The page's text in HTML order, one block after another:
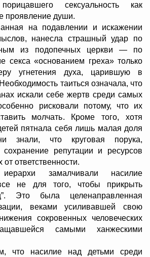
сексуальность как
проявление души.
на подавлении и искажении
нанесла страшный удар по
из подопечных церкви — по
секса «основанием греха» только
угнетения духа, царившую в
таиться означала, что
искали себе жертв среди самых
рисковали потому, что их
молчать. Кроме того, хотя
пятнала себя лишь малая доля
знали, что круговая порука,
репутации и ресурсов
ответственности.
иерархи замалчивали насилие
не для того, чтобы прикрыть
Это была целенаправленная
веками усиливавшей свою
сокровенных человеческих
самыми ханжескими
что насилие над детьми среди